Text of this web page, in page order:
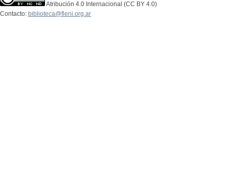
Atribución 4.0 Internacional (CC BY 4.0)
Contacto: biblioteca@fleni.org.ar